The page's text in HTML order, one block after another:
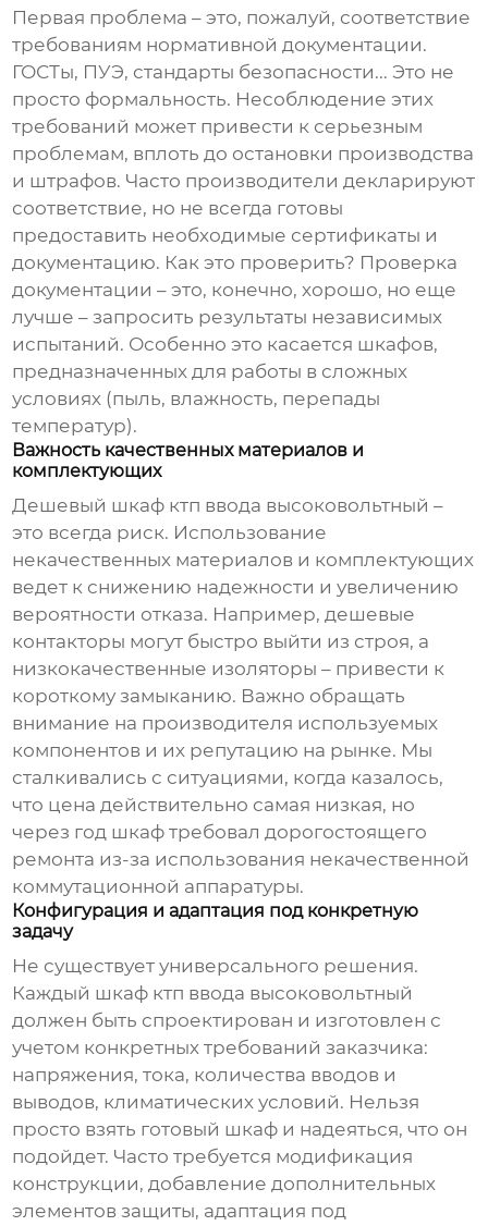
Первая проблема – это, пожалуй, соответствие
требованиям нормативной документации.
ГОСТы, ПУЭ, стандарты безопасности... Это не
просто формальность. Несоблюдение этих
требований может привести к серьезным
проблемам, вплоть до остановки производства
и штрафов. Часто производители декларируют
соответствие, но не всегда готовы
предоставить необходимые сертификаты и
документацию. Как это проверить? Проверка
документации – это, конечно, хорошо, но еще
лучше – запросить результаты независимых
испытаний. Особенно это касается шкафов,
предназначенных для работы в сложных
условиях (пыль, влажность, перепады
температур).
Важность качественных материалов и
комплектующих
Дешевый шкаф ктп ввода высоковольтный –
это всегда риск. Использование
некачественных материалов и комплектующих
ведет к снижению надежности и увеличению
вероятности отказа. Например, дешевые
контакторы могут быстро выйти из строя, а
низкокачественные изоляторы – привести к
короткому замыканию. Важно обращать
внимание на производителя используемых
компонентов и их репутацию на рынке. Мы
сталкивались с ситуациями, когда казалось,
что цена действительно самая низкая, но
через год шкаф требовал дорогостоящего
ремонта из-за использования некачественной
коммутационной аппаратуры.
Конфигурация и адаптация под конкретную
задачу
Не существует универсального решения.
Каждый шкаф ктп ввода высоковольтный
должен быть спроектирован и изготовлен с
учетом конкретных требований заказчика:
напряжения, тока, количества вводов и
выводов, климатических условий. Нельзя
просто взять готовый шкаф и надеяться, что он
подойдет. Часто требуется модификация
конструкции, добавление дополнительных
элементов защиты, адаптация под